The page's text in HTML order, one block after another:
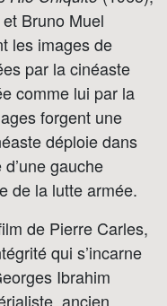
Bruno Muel
les images de
par la cinéaste
comme lui par la
forgent une
déploie dans
gauche
de la lutte armée.
de Pierre Carles,
qui s’incarne
Ibrahim
ancien